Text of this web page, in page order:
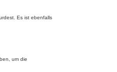
Es ist ebenfalls
um die